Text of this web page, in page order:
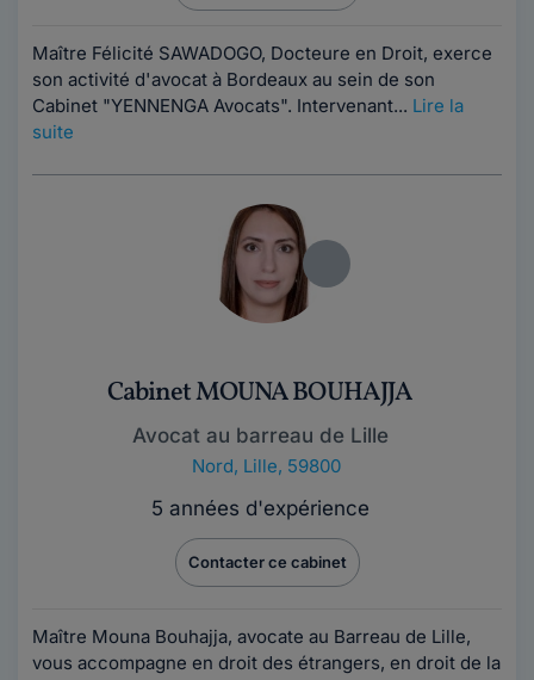
Maître Félicité SAWADOGO, Docteure en Droit, exerce
son activité d'avocat à Bordeaux au sein de son
Cabinet "YENNENGA Avocats". Intervenant... Lire la
suite
Cabinet MOUNA BOUHAJJA
Avocat au barreau de Lille
Nord, Lille, 59800
5 années d'expérience
Contacter ce cabinet
Maître Mouna Bouhajja, avocate au Barreau de Lille,
vous accompagne en droit des étrangers, en droit de la